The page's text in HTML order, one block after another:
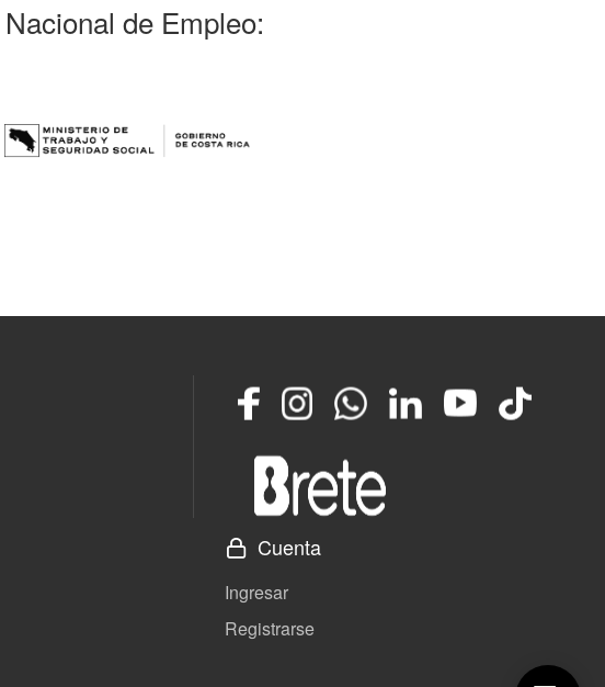
de Empleo:
FacebookInstagramWhatsappLinkedInYouTube
TikTok
Cuenta
Ingresar
Registrarse